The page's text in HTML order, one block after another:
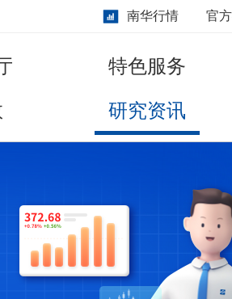
南华行情 官
特色服务
研究资讯